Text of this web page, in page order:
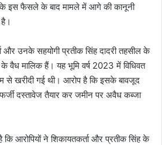
इस फैसले के बाद मामले में आगे की कानूनी
है।
और उनके सहयोगी प्रतीक सिंह दादरी तहसील के
के वैध मालिक हैं। यह भूमि वर्ष 2023 में विधिवत
से खरीदी गई थी। आरोप है कि इसके बावजूद
दस्तावेज तैयार कर जमीन पर अवैध कब्जा
कि आरोपियों ने शिकायतकर्ता और प्रतीक सिंह के